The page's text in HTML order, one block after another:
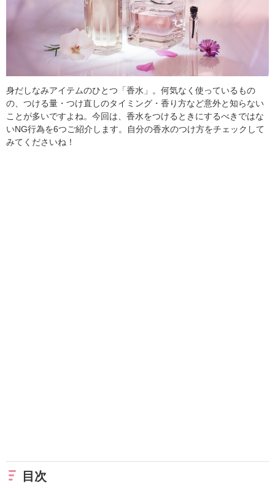
身だしなみアイテムのひとつ「香水」。何気なく使っているもの
の、つける量・つけ直しのタイミング・香り方など意外と知らない
ことが多いですよね。今回は、香水をつけるときにするべきではな
いNG行為を6つご紹介します。自分の香水のつけ方をチェックして
みてくださいね！
目次